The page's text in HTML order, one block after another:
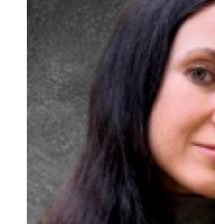
Карина Николаева
Очень довольны результатом,
заказывали у данной фирмы
(зеленая-жизнь) водоем с каскадом
под ключ, с озеленением береговой
линии, сделали очень красиво,
рекомендовать друзьям